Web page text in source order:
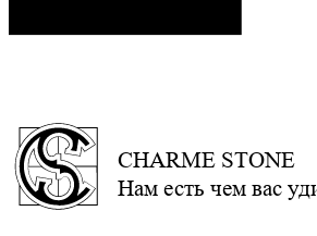
CHARME STONE
Нам есть чем вас